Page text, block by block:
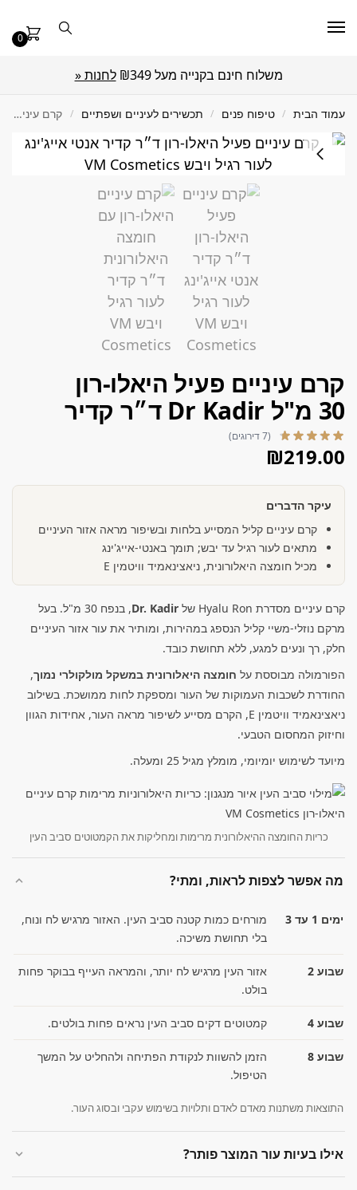
0
משלוח חינם בקנייה מעל ₪349 לחנות «
עמוד הבית / טיפוח פנים / תכשירים לעיניים ושפתיים / קרם עיניים פעיל היאלו-רון 30 מ"ל Dr Kadir ד״ר קדיר
קרם עיניים פעיל היאלו-רון
30 מ"ל Dr Kadir ד״ר קדיר
(7 דירוגים)
₪219.00
עיקר הדברים
קרם עיניים קליל המסייע בלחות ובשיפור מראה אזור העיניים
מתאים לעור רגיל עד יבש; תומך באנטי-אייג'ינג
מכיל חומצה היאלורונית, ניאצינאמיד וויטמין E
קרם עיניים מסדרת Hyalu Ron של Dr. Kadir
, בנפח 30 מ"ל. בעל
מרקם נוזלי-משיי קליל הנספג במהירות, ומותיר את עור אזור העיניים
חלק, רך ונעים למגע, ללא תחושת כובד.
הפורמולה מבוססת על חומצה היאלורונית במשקל מולקולרי נמוך,
החודרת לשכבות העמוקות של העור ומספקת לחות ממושכת. בשילוב
ניאצינאמיד וויטמין E, הקרם מסייע לשיפור מראה העור, אחידות הגוון
וחיזוק המחסום הטבעי.
מיועד לשימוש יומיומי, מומלץ מגיל 25 ומעלה.
כריות החומצה ההיאלורונית מרימות ומחליקות את הקמטוטים סביב העין
מה אפשר לצפות לראות, ומתי?
ימים 1 עד 3
מורחים כמות קטנה סביב העין. האזור מרגיש לח ונוח,
בלי תחושת משיכה.
שבוע 2
אזור העין מרגיש לח יותר, והמראה העייף בבוקר פחות
בולט.
שבוע 4 קמטוטים דקים סביב העין נראים פחות בולטים.
שבוע 8
הזמן להשוות לנקודת הפתיחה ולהחליט על המשך
הטיפול.
התוצאות משתנות מאדם לאדם ותלויות בשימוש עקבי ובסוג העור.
אילו בעיות עור המוצר פותר?